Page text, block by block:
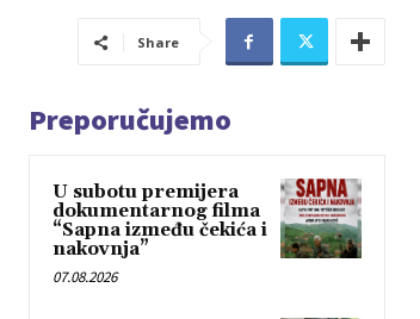
Share
Preporučujemo
U subotu premijera
dokumentarnog filma
“Sapna između čekića i
nakovnja”
07.08.2026